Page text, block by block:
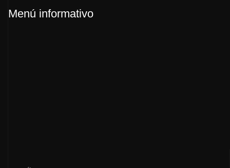
Menú informativo